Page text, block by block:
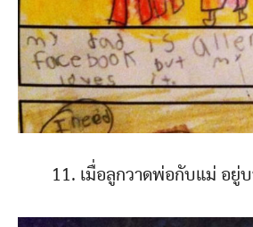
11. เมื่อลูกวาดพ่อกับแม่ อยู่